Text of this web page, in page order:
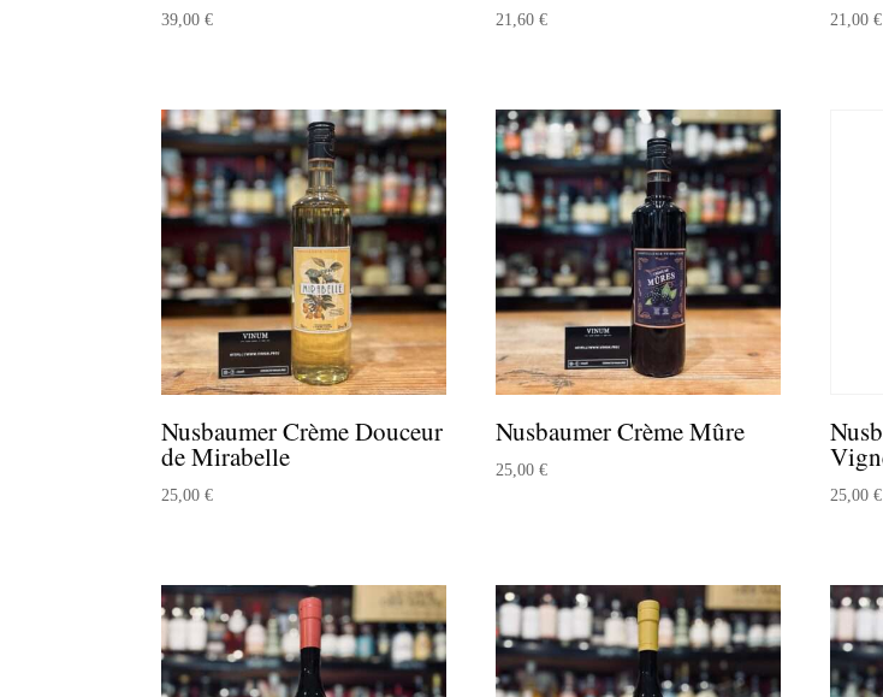
39,00€ 21,60€ 21,00€
Nusbaumer Crème Douceur
de Mirabelle
25,00€
Nusbaumer Crème Mûre
25,00€
25,00€